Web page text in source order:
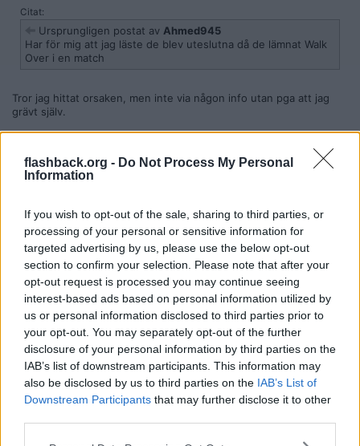
flashback.org - Do Not Process My Personal
Information
If you wish to opt-out of the sale, sharing to third parties, or
processing of your personal or sensitive information for
targeted advertising by us, please use the below opt-out
section to confirm your selection. Please note that after your
opt-out request is processed you may continue seeing
interest-based ads based on personal information utilized by
us or personal information disclosed to third parties prior to
your opt-out. You may separately opt-out of the further
disclosure of your personal information by third parties on the
IAB’s list of downstream participants. This information may
also be disclosed by us to third parties on the IAB’s List of
Downstream Participants that may further disclose it to other
Citat:
Ursprungligen postat av Ahmed945
Har för mig att jag läste de blev uteslutna då de lämnat Walk
Over i en match
Tror jag hittat orsaken, men inte via någon info utan pga att jag
grävt själv.
våren. Mestadels vinster, som jag förstår det. Men så i söndags
24/5 hade man en match inplanerad mot Mariebo, och en
kvalificerad gissning är att man inte kommit överens om att få
Men går ju för bövelen inte kalla in fyra spelare till rikslägret i
Stockholm med start måndag morgon och samtidigt kräva att de
skall spela match söndag eftermiddag!.. och kasta ut dom för att
dom inte kunde vara både på resande fot och spela match
samtidigt. Blir ju bara bedrövligt om en handfull av Sveriges bästa
F17-spelare inte får spela klubblagsmatcher resten av året pga att
de tackat ja till en landslagssamling.
Med reservation för att det ju kan vara en annan orsak, som t ex
något oegentligt med bortamatchen mot Helsingborg som slutade
0-0 men inte verkar inskriven på fogis - men finns ju ingen info.
Gissar att sista ordet inte är sagt.
__________________
Senast redigerad av Burkgurka 2026-05-29 kl. 10:41.
Citera